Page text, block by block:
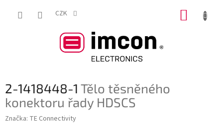
CZK
2-1418448-1 Tělo těsněného
konektoru řady HDSCS
Značka: TE Connectivity